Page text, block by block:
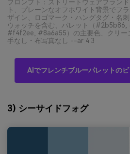
プロンプト：ストリートウェアブラン
ト、プレーンなオフホワイト背景でフ
ザイン、ロゴマーク・ハングタグ・名
ウォッチを含む、パレット（
#f4f2ee, #8a6a55）の主要色、クリー
手なし・布写真なし --ar 4:3
AIでフレンチブルーパレットの
3) シーサイドフォグ